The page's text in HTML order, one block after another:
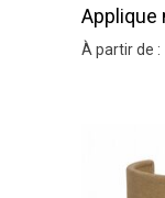
Applique
coton
À partir de :